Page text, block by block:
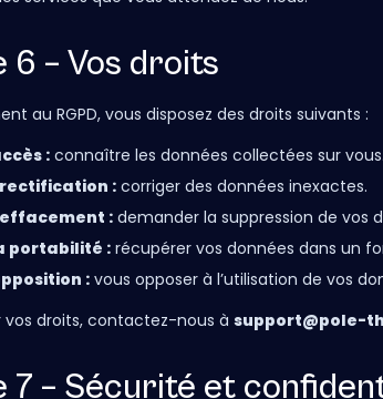
– Vos droits
au RGPD, vous disposez des droits suivants :
: connaître les données collectées sur vous.
: corriger des données inexactes.
: demander la suppression de vos
portabilité : récupérer vos données dans un
: vous opposer à l’utilisation de vos
vos droits, contactez-nous à support@pole-
7 – Sécurité et